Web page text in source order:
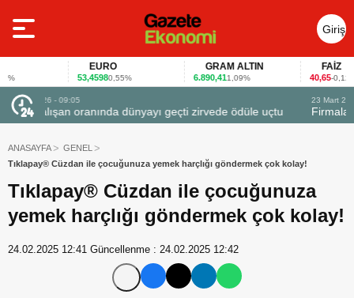
Giriş
Yap
EURO
53,45980,55%
GRAM ALTIN
6.890,411,09%
FAİZ
40,65 -0,12%
23 Mart 2026 - 07:12
Firmalar gıda fuarlarını bu anket ile değerlendirdi
ANASAYFA
GENEL
Tıklapay® Cüzdan ile çocuğunuza yemek harçlığı göndermek çok kolay!
Tıklapay® Cüzdan ile çocuğunuza
yemek harçlığı göndermek çok kolay!
24.02.2025 12:41 Güncellenme : 24.02.2025 12:42